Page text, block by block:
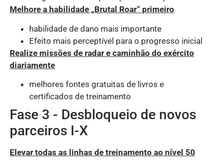
Melhore a habilidade „Brutal Roar“ primeiro
habilidade de dano mais importante
Efeito mais perceptível para o progresso inicial
Realize missões de radar e caminhão do exército
diariamente
melhores fontes gratuitas de livros e
certificados de treinamento
Fase 3 - Desbloqueio de novos
parceiros I-X
Elevar todas as linhas de treinamento ao nível 50